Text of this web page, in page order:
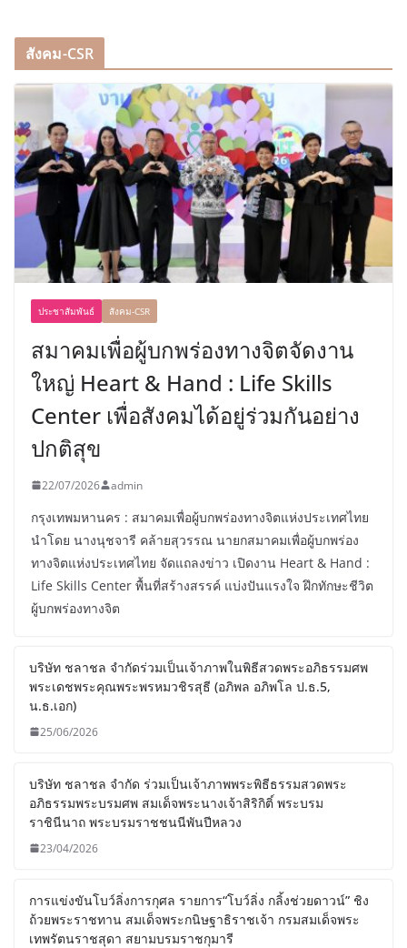
สังคม-CSR
ประชาสัมพันธ์ สังคม-CSR
สมาคมเพื่อผู้บกพร่องทางจิตจัดงาน
ใหญ่ Heart & Hand : Life Skills
Center เพื่อสังคมได้อยู่ร่วมกันอย่าง
ปกติสุข
22/07/2026 admin
กรุงเทพมหานคร : สมาคมเพื่อผู้บกพร่องทางจิตแห่งประเทศไทย
นำโดย นางนุชจารี คล้ายสุวรรณ นายกสมาคมเพื่อผู้บกพร่อง
ทางจิตแห่งประเทศไทย จัดแถลงข่าว เปิดงาน Heart & Hand :
Life Skills Center พื้นที่สร้างสรรค์ แบ่งปันแรงใจ ฝึกทักษะชีวิต
ผู้บกพร่องทางจิต
บริษัท ชลาชล จำกัดร่วมเป็นเจ้าภาพในพิธีสวดพระอภิธรรมศพ
พระเดชพระคุณพระพรหมวชิรสุธี (อภิพล อภิพโล ป.ธ.5,
น.ธ.เอก)
25/06/2026
บริษัท ชลาชล จำกัด ร่วมเป็นเจ้าภาพพระพิธีธรรมสวดพระ
อภิธรรมพระบรมศพ สมเด็จพระนางเจ้าสิริกิติ์ พระบรม
ราชินีนาถ พระบรมราชชนนีพันปีหลวง
23/04/2026
การแข่งขันโบว์ลิ่งการกุศล รายการ“โบว์ลิ่ง กลิ้งช่วยดาวน์” ชิง
ถ้วยพระราชทาน สมเด็จพระกนิษฐาธิราชเจ้า กรมสมเด็จพระ
เทพรัตนราชสุดา สยามบรมราชกุมารี